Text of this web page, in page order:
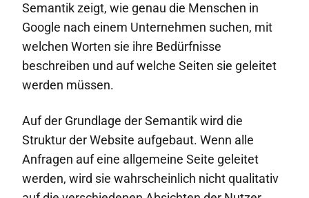
Semantik zeigt, wie genau die Menschen in
Google nach einem Unternehmen suchen, mit
welchen Worten sie ihre Bedürfnisse
beschreiben und auf welche Seiten sie geleitet
werden müssen.
Auf der Grundlage der Semantik wird die
Struktur der Website aufgebaut. Wenn alle
Anfragen auf eine allgemeine Seite geleitet
werden, wird sie wahrscheinlich nicht qualitativ